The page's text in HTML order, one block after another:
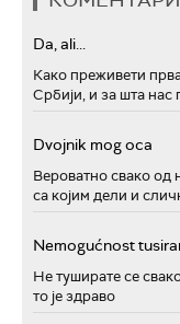
Da, ali...
Како преживети
Србији, и за шта
Dvojnik mog oca
Вероватно свако од
са којим дели и
Nemogućnost
Не туширате се
то је здраво